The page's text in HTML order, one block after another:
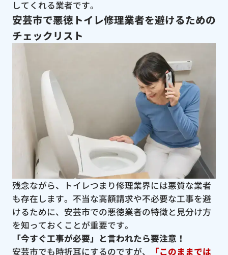
してくれる業者です。
安芸市で悪徳トイレ修理業者を避けるための
チェックリスト
残念ながら、トイレつまり修理業界には悪質な業者
も存在します。不当な高額請求や不必要な工事を避
けるために、安芸市での悪徳業者の特徴と見分け方
を知っておくことが重要です。
「今すぐ工事が必要」と言われたら要注意！
安芸市でも時折耳にするのですが、
「このままでは